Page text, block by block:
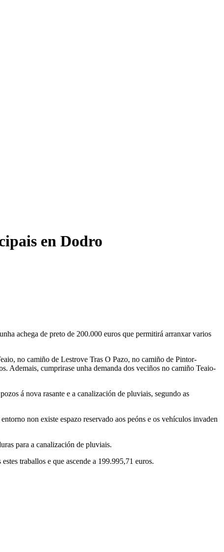
en Dodro
achega de preto de 200.000 euros que permitirá arranxar varios
no camiño de Lestrove Tras O Pazo, no camiño de Pintor-
Ademais, cumprirase unha demanda dos veciños no camiño Teaio-
á nova rasante e a canalización de pluviais, segundo as
non existe espazo reservado aos peóns e os vehículos invaden
para a canalización de pluviais.
traballos e que ascende a 199.995,71 euros.